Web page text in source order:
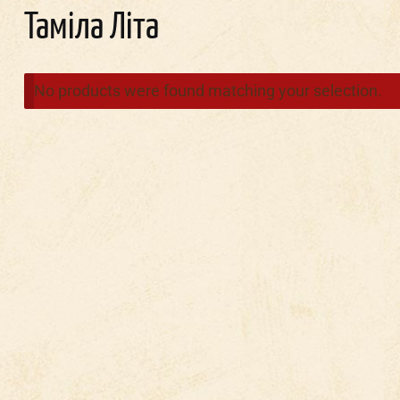
Таміла Літа
No products were found matching your selection.